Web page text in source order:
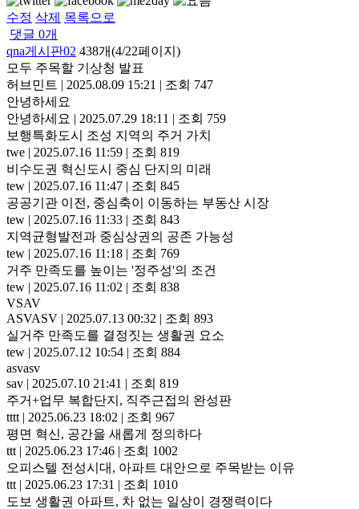
수정 삭제 목록으로
댓글 0개
qna게시판02 438개(4/22페이지)
모두 주목할 기상청 발표
허브민트 | 2025.08.09 15:21 | 조회 747
안녕하세요
안녕하세요 | 2025.07.29 18:11 | 조회 759
보행특화도시 조성 지역의 주거 가치
twe | 2025.07.16 11:59 | 조회 819
비수도권 혁신도시 중심 단지의 미래
tew | 2025.07.16 11:47 | 조회 845
공공기관 이전, 중심축이 이동하는 부동산 시장
tew | 2025.07.16 11:33 | 조회 843
지역균형발전과 중심상권의 공존 가능성
tew | 2025.07.16 11:18 | 조회 769
거주 만족도를 높이는 '정주성'의 조건
tew | 2025.07.16 11:02 | 조회 838
VSAV
ASVASV | 2025.07.13 00:32 | 조회 893
실거주 만족도를 결정짓는 생활권 요소
tew | 2025.07.12 10:54 | 조회 884
asvasv
sav | 2025.07.10 21:41 | 조회 819
주거+업무 복합단지, 직주근접의 완성판
tttt | 2025.06.23 18:02 | 조회 967
평면 혁신, 공간을 새롭게 정의하다
ttt | 2025.06.23 17:46 | 조회 1002
오피스텔 전성시대, 아파트 대안으로 주목받는 이유
ttt | 2025.06.23 17:31 | 조회 1010
도보 생활권 아파트, 차 없는 일상이 경쟁력이다